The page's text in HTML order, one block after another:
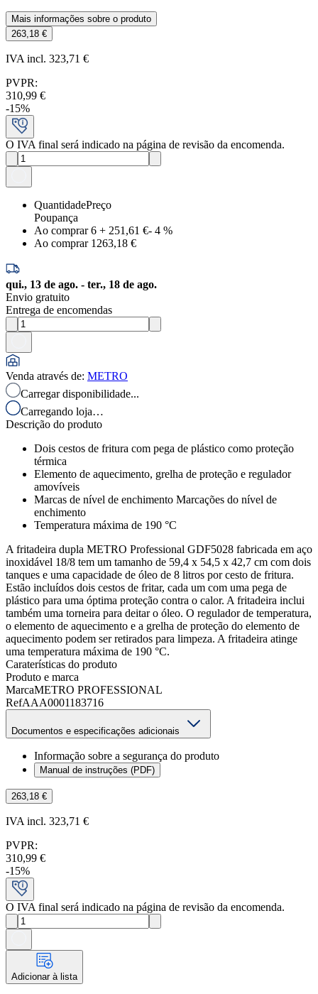
Mais informações sobre o produto
263,18 €
IVA incl. 323,71 €
PVPR:
310,99 €
-15%
O IVA final será indicado na página de revisão da encomenda.
QuantidadePreço
Poupança
Ao comprar 6 + 251,61 €- 4 %
Ao comprar 1 263,18 €
qui., 13 de ago. - ter., 18 de ago.
Envio gratuito
Entrega de encomendas
Venda através de: METRO
Carregar disponibilidade...
Carregando loja…
Descrição do produto
Dois cestos de fritura com pega de plástico como proteção
térmica
Elemento de aquecimento, grelha de proteção e regulador
amovíveis
Marcas de nível de enchimento Marcações do nível de
enchimento
Temperatura máxima de 190 °C
A fritadeira dupla METRO Professional GDF5028 fabricada em aço
inoxidável 18/8 tem um tamanho de 59,4 x 54,5 x 42,7 cm com dois
tanques e uma capacidade de óleo de 8 litros por cesto de fritura.
Estão incluídos dois cestos de fritar, cada um com uma pega de
plástico para uma óptima proteção contra o calor. A fritadeira inclui
também uma torneira para deitar o óleo. O regulador de temperatura,
o elemento de aquecimento e a grelha de proteção do elemento de
aquecimento podem ser retirados para limpeza. A fritadeira atinge
uma temperatura máxima de 190 °C.
Caraterísticas do produto
Produto e marca
MarcaMETRO PROFESSIONAL
RefAAA0001183716
Documentos e especificações adicionais
Informação sobre a segurança do produto
Manual de instruções (PDF)
263,18 €
IVA incl. 323,71 €
PVPR:
310,99 €
-15%
O IVA final será indicado na página de revisão da encomenda.
Adicionar à lista